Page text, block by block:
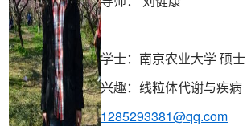
学士：南京农业大学硕
兴趣：线粒体代谢与疾病
1285293381@qq.com